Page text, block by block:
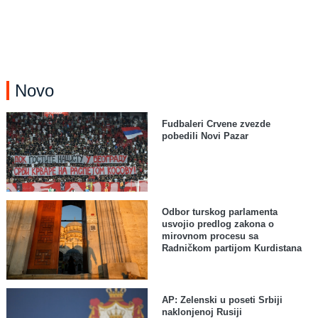
Novo
Fudbaleri Crvene zvezde
pobedili Novi Pazar
Odbor turskog parlamenta
usvojio predlog zakona o
mirovnom procesu sa
Radničkom partijom Kurdistana
AP: Zelenski u poseti Srbiji
naklonjenoj Rusiji